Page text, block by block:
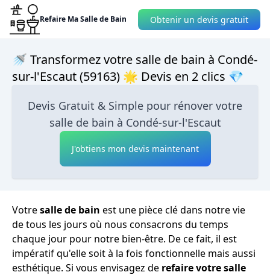
Refaire Ma Salle de Bain Obtenir un devis gratuit
🚿 Transformez votre salle de bain à Condé-
sur-l'Escaut (59163) 🌟 Devis en 2 clics 💎
Devis Gratuit & Simple pour rénover votre
salle de bain à Condé-sur-l'Escaut
J'obtiens mon devis maintenant
Votresalle de bain est une pièce clé dans notre vie
de tous les jours où nous consacrons du temps
chaque jour pour notre bien-être. De ce fait, il est
impératif qu'elle soit à la fois fonctionnelle mais aussi
esthétique. Si vous envisagez de refaire votre salle